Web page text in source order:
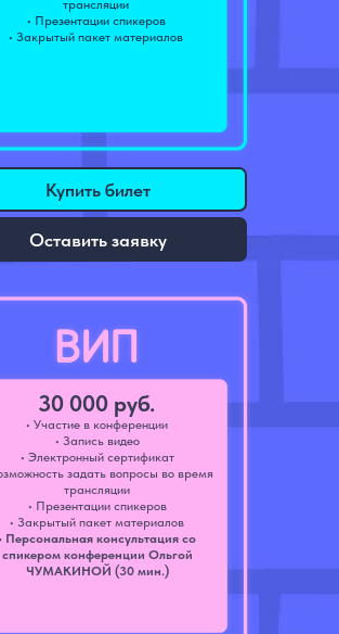
Купить билет
Оставить заявку
30 000 руб.
трансляции
• Презентации спикеров
• Закрытый пакет материалов
• Участие в конференции
• Запись видео
• Электронный сертификат
задать вопросы во время
трансляции
• Презентации спикеров
• Закрытый пакет материалов
Персональная консультация со
спикером конференции Ольгой
ЧУМАКИНОЙ (30 мин.)